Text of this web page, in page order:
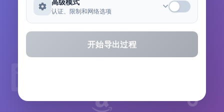
高级模式
认证、限制和网络选项
开始导出过程